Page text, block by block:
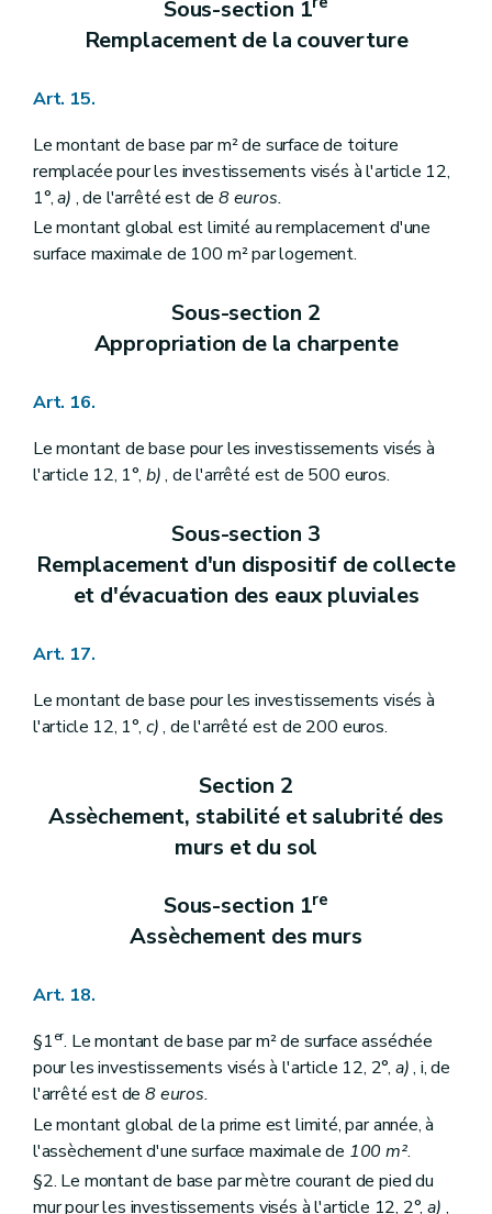
Sous-section 1
Remplacement de la couverture
Art. 15.
Le montant de base par m² de surface de toiture
remplacée pour les investissements visés à l'article 12,
1°,a) , de l'arrêté est de 8 euros.
Le montant global est limité au remplacement d'une
surface maximale de 100 m²par logement.
Sous-section 2
Appropriation de la charpente
Art. 16.
Le montant de base pour les investissements visés à
l'article 12, 1°, b), de l'arrêté est de 500 euros.
Sous-section 3
Remplacement d'un dispositif de collecte
et d'évacuation des eaux pluviales
Art. 17.
Le montant de base pour les investissements visés à
l'article 12, 1°, c), de l'arrêté est de 200 euros.
Section 2
Assèchement, stabilité et salubrité des
murs et du sol
Sous-section 1re
Assèchement des murs
Art. 18.
§1er. Le montant de base par m² de surface asséchée
pour les investissements visés à l'article 12, 2°, a), i, de
l'arrêté est de8 euros.
Le montant global de la prime est limité, par année, à
l'assèchement d'une surface maximale de 100 m².
§2. Le montant de base par mètre courant de pied du
mur pour les investissements visés à l'article 12, 2°,a) ,